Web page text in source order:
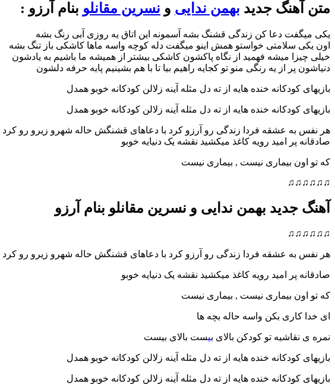
متن آهنگ جدید بهمن ندایی و نسرین مقانلو بنام آرزو :
یکی میگفت دعا کن زندگی قشنگ بشه آسمونه این اتاق یه روزی آبی رنگ بشه
اون یکی سلامتی خواستو همش اینو میگفت دله کوچه واسه ماها کاشکی باز تنگ بشه
خیلی چیزا میشه فهمید از نگاه پاکشون کاشکی بیشتر از همیشه ما باشیم به یادشون
دنیاشون پر از یه رنگی منو تو کجایه راهیم بیا تا با هم بشینیم پایه حرفه دلشون
بازیهای کودکانه خنده هایه از ته دل مثله آینه زلالن کودکانه خوبو همدل
بازیهای کودکانه خنده هایه از ته دل مثله آینه زلالن کودکانه خوبو همدل
هر نفس به عشقه فردا زندگی رو آرزو کرد با دعاهای قشنگش حاله شهرو زیرو رو کرد
صادقانه پر امید رویه کاغذ میکشید نقشه یک دنیایه خوبو
که تو اون بیماری نیست , بیماری نیست
♫♫♫♫♫♫
آهنگ جدید بهمن ندایی و نسرین مقانلو بنام آرزو
♫♫♫♫♫♫
هر نفس به عشقه فردا زندگی رو آرزو کرد با دعاهای قشنگش حاله شهرو زیرو رو کرد
صادقانه پر امید رویه کاغذ میکشید نقشه یک دنیایه خوبو
که تو اون بیماری نیست , بیماری نیست
ای خدا کاری بکن واسه حاله بچه ها
نمره ی نقاشیه تو کودکن بالای بیست بالای بیست
بازیهای کودکانه خنده هایه از ته دل مثله آینه زلالن کودکانه خوبو همدل
بازیهای کودکانه خنده هایه از ته دل مثله آینه زلالن کودکانه خوبو همدل